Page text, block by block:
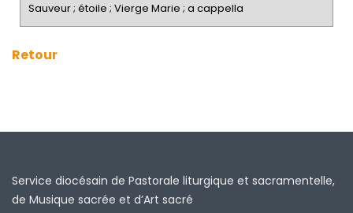
Sauveur ; étoile ; Vierge Marie ; a cappella
Retour
Service diocésain de Pastorale liturgique et sacramentelle,
de Musique sacrée et d’Art sacré